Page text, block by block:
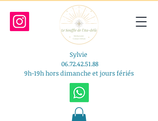
Sylvie​
06.72.42.51.88
​​9h-19h hors dimanche et jours fériés